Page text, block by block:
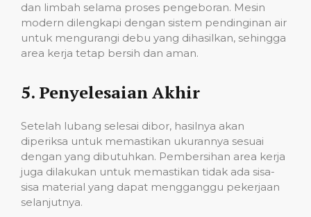
dan limbah selama proses pengeboran. Mesin
modern dilengkapi dengan sistem pendinginan air
untuk mengurangi debu yang dihasilkan, sehingga
area kerja tetap bersih dan aman.
5. Penyelesaian Akhir
Setelah lubang selesai dibor, hasilnya akan
diperiksa untuk memastikan ukurannya sesuai
dengan yang dibutuhkan. Pembersihan area kerja
juga dilakukan untuk memastikan tidak ada sisa-
sisa material yang dapat mengganggu pekerjaan
selanjutnya.